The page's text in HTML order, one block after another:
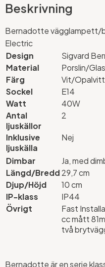
Beskrivning
Bernadotte vägglampett/
Electric
Design
Sigvard
Material
Porslin/Glas
Färg
Vit/Opalvitt
Sockel
E14
Watt
40W
Antal
ljuskällor
2
Inklusive
ljuskälla
Nej
Dimbar
Ja, med
Längd/Bredd29,7 cm
Djup/Höjd
10 cm
IP-klass
IP44
Övrigt
Fast
cc mått
två
Bernadotte är en serie